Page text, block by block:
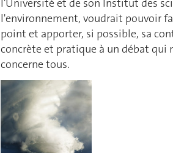
l'Université et de son Institut des
l'environnement, voudrait pouvoir
point et apporter, si possible, sa
concrète et pratique à un débat qui
concerne tous.